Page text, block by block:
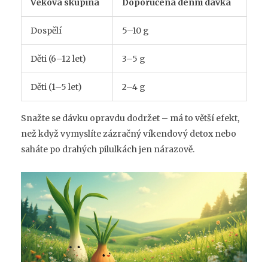
Věková skupina Doporučená denní dávka
Dospělí 5–10 g
Děti (6–12 let) 3–5 g
Děti (1–5 let) 2–4 g
Snažte se dávku opravdu dodržet – má to větší efekt,
než když vymyslíte zázračný víkendový detox nebo
saháte po drahých pilulkách jen nárazově.